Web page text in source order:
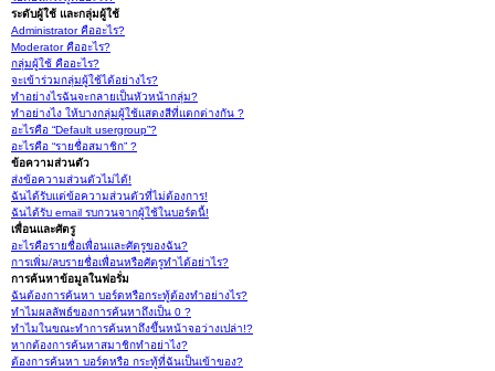
ระดับผู้ใช้ และกลุ่มผู้ใช้
Administrator คืออะไร?
Moderator คืออะไร?
กลุ่มผู้ใช้ คืออะไร?
จะเข้าร่วมกลุ่มผู้ใช้ได้อย่างไร?
ทำอย่างไรฉันจะกลายเป็นหัวหน้ากลุ่ม?
ทำอย่างไง ให้บางกลุ่มผู้ใช้แสดงสีที่แตกต่างกัน ?
อะไรคือ “Default usergroup”?
อะไรคือ “รายชื่อสมาชิก” ?
ข้อความส่วนตัว
ส่งข้อความส่วนตัวไม่ได้!
ฉันได้รับแต่ข้อความส่วนตัวที่ไม่ต้องการ!
ฉันได้รับ email รบกวนจากผู้ใช้ในบอร์ดนี้!
เพื่อนและศัตรู
อะไรคือรายชื่อเพื่อนและศัตรูของฉัน?
การเพิ่ม/ลบรายชื่อเพื่อนหรือศัตรูทำได้อย่าไร?
การค้นหาข้อมูลในฟอรั่ม
ฉันต้องการค้นหา บอร์ดหรือกระทู้ต้องทำอย่างไร?
ทำไมผลลัพธ์ของการค้นหาถึงเป็น 0 ?
ทำไมในขณะทำการค้นหาถึงขึ้นหน้าจอว่างเปล่า!?
หากต้องการค้นหาสมาชิกทำอย่าไง?
ต้องการค้นหา บอร์ดหรือ กระทู้ที่ฉันเป็นเข้าของ?